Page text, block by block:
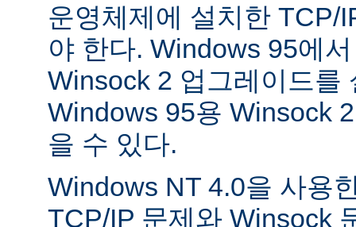
운영체제에 설치한 TCP/
야 한다. Windows 95에
Winsock 2 업그레이드를
Windows 95용 Winsock
을 수 있다.
Windows NT 4.0을 사용
TCP/IP 문제와 Winsock